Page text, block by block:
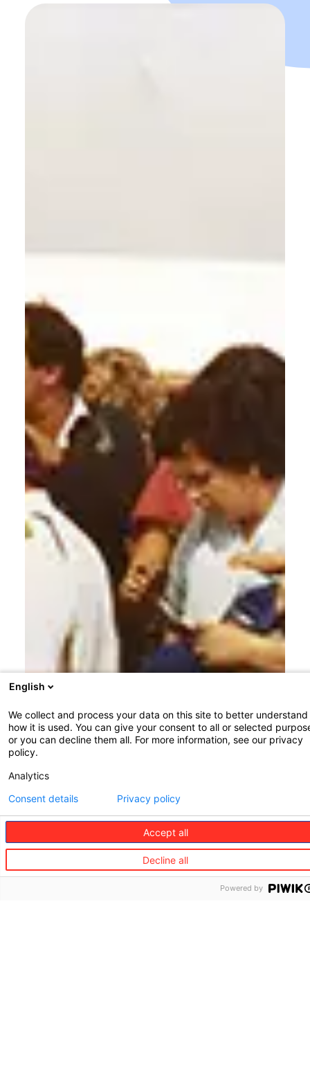
English
We collect and process your data on this site to better understand
how it is used. You can give your consent to all or selected
or you can decline them all. For more information, see our privacy
policy.
Analytics
Accept all
Decline all
Consent details Privacy policy
Powered by